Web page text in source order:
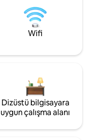
Wifi
Dizüstü bilgisayara
uygun çalışma alanı